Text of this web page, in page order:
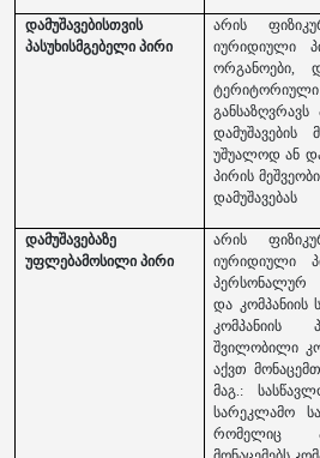
დამუშავებისთვის
პასუხისმგებელი პირი
არის
იურიდიული
ორგანოები,
დამუშავების
უშუალოდ ან
პირის
დამუშავებას
დამუშავებაზე
უფლებამოსილი პირი
არის
იურიდიული
პერსონალურ
და კომპანიის
შვილობილი
აქვთ
მაგ.:
სარეკლამო
რომელიც